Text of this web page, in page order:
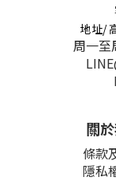
地址/
周一至
關
條款
隱私